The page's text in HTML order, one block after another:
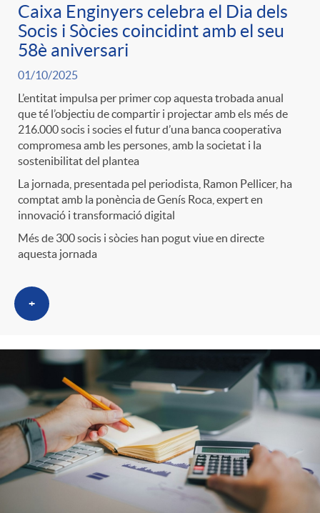
Caixa Enginyers celebra el Dia dels
Socis i Sòcies coincidint amb el seu
58è aniversari
01/10/2025
L’entitat impulsa per primer cop aquesta trobada anual
que té l’objectiu de compartir i projectar amb els més de
216.000 socis i socies el futur d’una banca cooperativa
compromesa amb les persones, amb la societat i la
sostenibilitat del plantea
La jornada, presentada pel periodista, Ramon Pellicer, ha
comptat amb la ponència de Genís Roca, expert en
innovació i transformació digital
Més de 300 socis i sòcies han pogut viue en directe
aquesta jornada
+